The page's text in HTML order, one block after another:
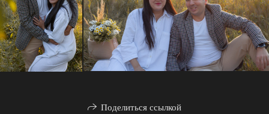
Поделиться ссылкой